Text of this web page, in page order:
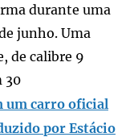
durante uma
junho. Uma
de calibre 9
30
um carro oficial
por Estácio